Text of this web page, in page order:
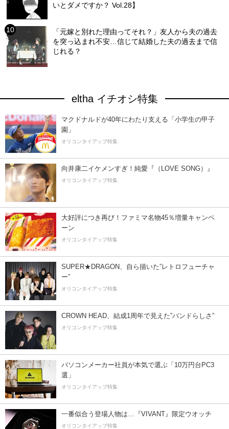
いとダメですか？ Vol.28】
「元嫁と別れた理由ってそれ？」友人から夫の過去
を突っ込まれ不安…信じて結婚した夫の過去まで信
じれる？
eltha イチオシ特集
マクドナルドが40年にわたり支える「小学生の甲子
園」
オリコンタイアップ特集
向井康二イケメンすぎ！純愛『（LOVE SONG）』
オリコンタイアップ特集
大好評につき再び！ファミマ名物45％増量キャンペ
ーン
オリコンタイアップ特集
SUPER★DRAGON、自ら描いた”レトロフューチャ
ー”
オリコンタイアップ特集
CROWN HEAD、結成1周年で見えた”バンドらしさ”
オリコンタイアップ特集
パソコンメーカー社員が本気で選ぶ「10万円台PC3
選」
オリコンタイアップ特集
一番似合う登場人物は…『VIVANT』限定ウオッチ
オリコンタイアップ特集